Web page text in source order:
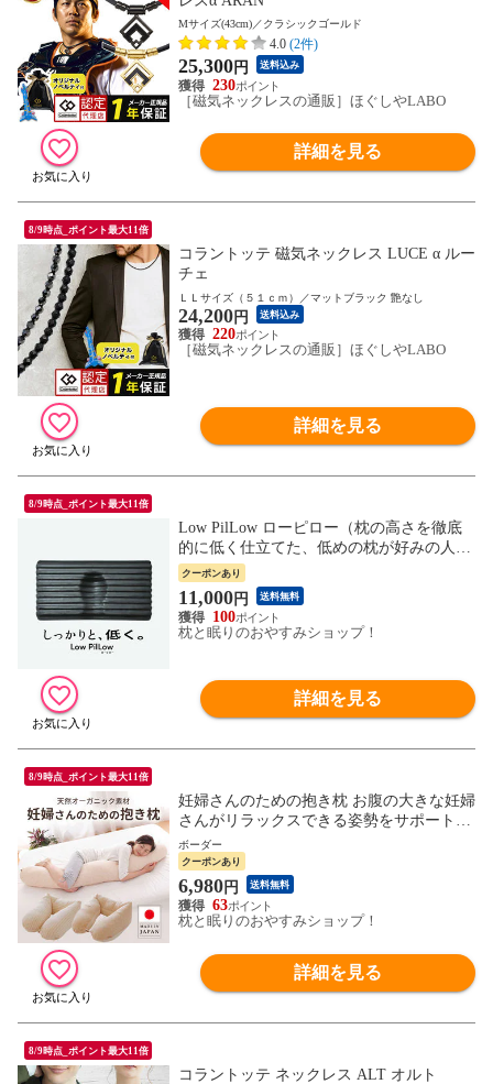
Mサイズ(43cm)／クラシックゴールド
4.0 (2件)
25,300円 送料込み
230
［磁気ネックレスの通販］ほぐしやLABO
詳細を見る
8/9時点_ポイント最大11倍
コラントッテ 磁気ネックレス LUCE α ルー
チェ
ＬＬサイズ（５１ｃｍ）／マットブラック 艶なし
24,200円 送料込み
220
［磁気ネックレスの通販］ほぐしやLABO
詳細を見る
8/9時点_ポイント最大11倍
Low PilLow ローピロー（枕の高さを徹底
的に低く仕立てた、低めの枕が好みの人向
けの枕） 低反発 ウレタン 竹炭 仰向け寝
低め まくら 薄い 柔らかい 柔らかめ 男性
女性 安眠 快眠 ストレートネック 黒 ブラ
ック
クーポンあり
11,000円 送料無料
100
枕と眠りのおやすみショップ！
詳細を見る
8/9時点_ポイント最大11倍
妊婦さんのための抱き枕 お腹の大きな妊婦
さんがリラックスできる姿勢をサポートす
る抱きまくら 抱き枕 妊婦抱き枕 抱き枕妊
婦 妊娠用 妊婦用 にんぷ マタニティ マタ
ニティー マタニティ抱き枕 シムス位 人気
シムス 出産祝い プレゼント ギフト
ボーダー
クーポンあり
6,980円 送料無料
63
枕と眠りのおやすみショップ！
詳細を見る
8/9時点_ポイント最大11倍
コラントッテ ネックレス ALT オルト